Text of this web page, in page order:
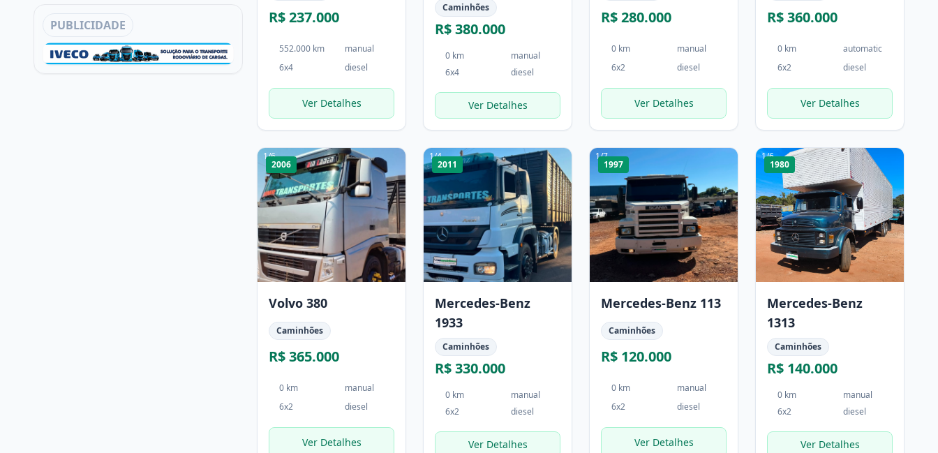
PUBLICIDADE R$ 237.000
552.000 km
manual
6x4
diesel
Ver Detalhes
Caminhões
R$ 380.000
0 km
manual
6x4
diesel
Ver Detalhes
R$ 280.000
0 km
manual
6x2
diesel
Ver Detalhes
R$ 360.000
0 km
automatic
6x2
diesel
Ver Detalhes
1/6
2006
Volvo 380
Caminhões
R$ 365.000
0 km
manual
6x2
diesel
Ver Detalhes
1/4
2011
Mercedes-Benz
1933
Caminhões
R$ 330.000
0 km
manual
6x2
diesel
Ver Detalhes
1/7
1997
Mercedes-Benz 113
Caminhões
R$ 120.000
0 km
manual
6x2
diesel
Ver Detalhes
1/6
1980
Mercedes-Benz
1313
Caminhões
R$ 140.000
0 km
manual
6x2
diesel
Ver Detalhes